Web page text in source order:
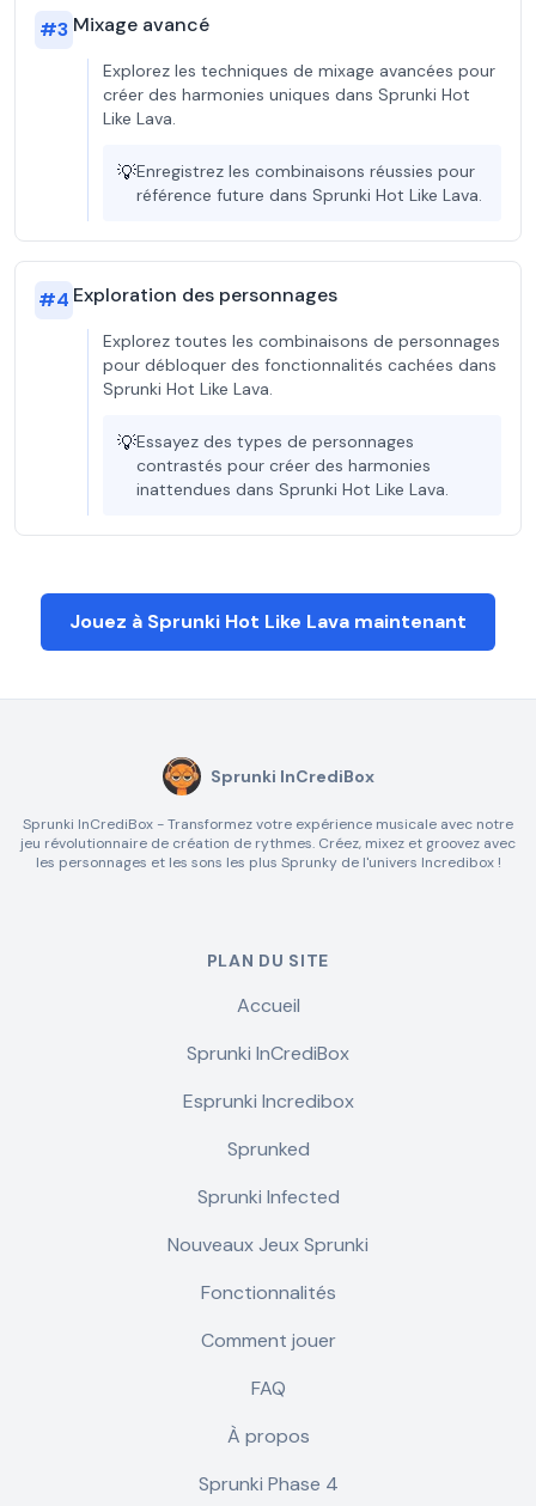
#3 Mixage avancé
Explorez les techniques de mixage avancées pour
créer des harmonies uniques dans Sprunki Hot
Like Lava.
💡Enregistrez les combinaisons réussies pour
référence future dans Sprunki Hot Like Lava.
#4 Exploration des personnages
Explorez toutes les combinaisons de personnages
pour débloquer des fonctionnalités cachées dans
Sprunki Hot Like Lava.
💡Essayez des types de personnages
contrastés pour créer des harmonies
inattendues dans Sprunki Hot Like Lava.
Jouez à Sprunki Hot Like Lava maintenant
Sprunki InCrediBox
Sprunki InCrediBox - Transformez votre expérience musicale avec notre
jeu révolutionnaire de création de rythmes. Créez, mixez et groovez avec
les personnages et les sons les plus Sprunky de l'univers Incredibox !
PLAN DU SITE
Accueil
Sprunki InCrediBox
Esprunki Incredibox
Sprunked
Sprunki Infected
Nouveaux Jeux Sprunki
Fonctionnalités
Comment jouer
FAQ
À propos
Sprunki Phase 4